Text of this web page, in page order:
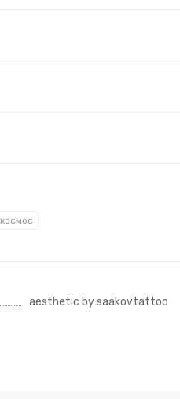
космос
aesthetic by saakovtattoo